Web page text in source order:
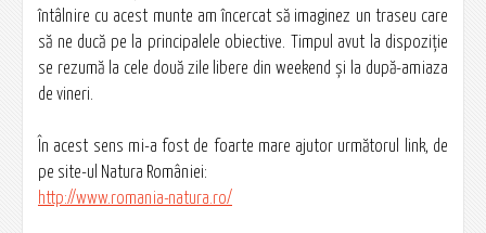
întâlnire cu acest munte am încercat să imaginez un traseu care
să ne ducă pe la principalele obiective. Timpul avut la dispoziţie
se rezumă la cele două zile libere din weekend şi la după-amiaza
de vineri.
În acest sens mi-a fost de foarte mare ajutor următorul link, de
pe site-ul Natura României:
http://www.romania-natura.ro/